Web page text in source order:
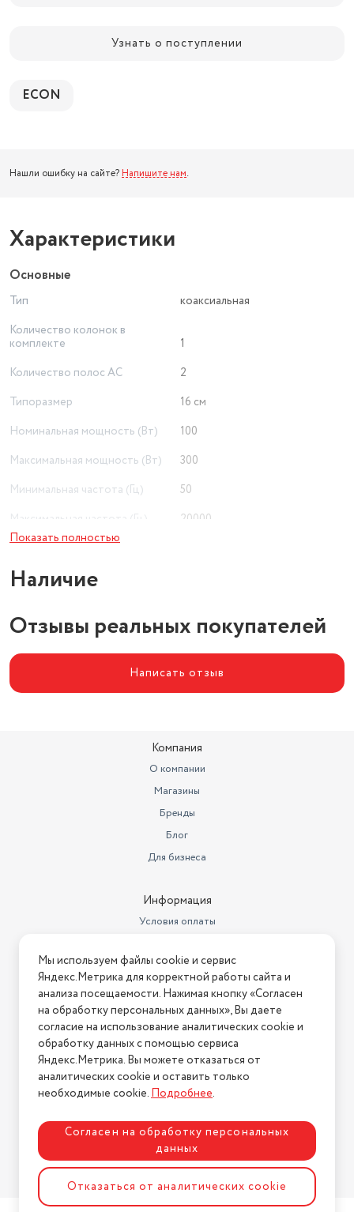
Узнать о поступлении
ECON
Нашли ошибку на сайте? Напишите нам.
Характеристики
Основные
Тип
коаксиальная
Количество колонок в
комплекте
1
Количество полос AC
2
Типоразмер
16 см
Номинальная мощность (Вт)
100
Максимальная мощность (Вт)
300
Минимальная частота (Гц)
50
20000
Импеданс (Ом)
Показать полностью
Наличие
Отзывы реальных покупателей
Написать отзыв
Компания
О компании
Магазины
Бренды
Блог
Для бизнеса
Информация
Условия оплаты
Условия возврата
Нашли ошибку на сайте? Напишите нам
2026 © Интернет-магазин "АстМаркет". У нас есть всё!
Политика конфиденциальности
Разработка сайтаASTDESIGN
Мы используем файлы cookie и сервис
Яндекс.Метрика для корректной работы сайта и
анализа посещаемости. Нажимая кнопку «Согласен
на обработку персональных данных», Вы даете
согласие на использование аналитических cookie и
обработку данных с помощью сервиса
Яндекс.Метрика. Вы можете отказаться от
аналитических cookie и оставить только
необходимые cookie.Подробнее.
Согласен на обработку персональных
данных
Отказаться от аналитических cookie